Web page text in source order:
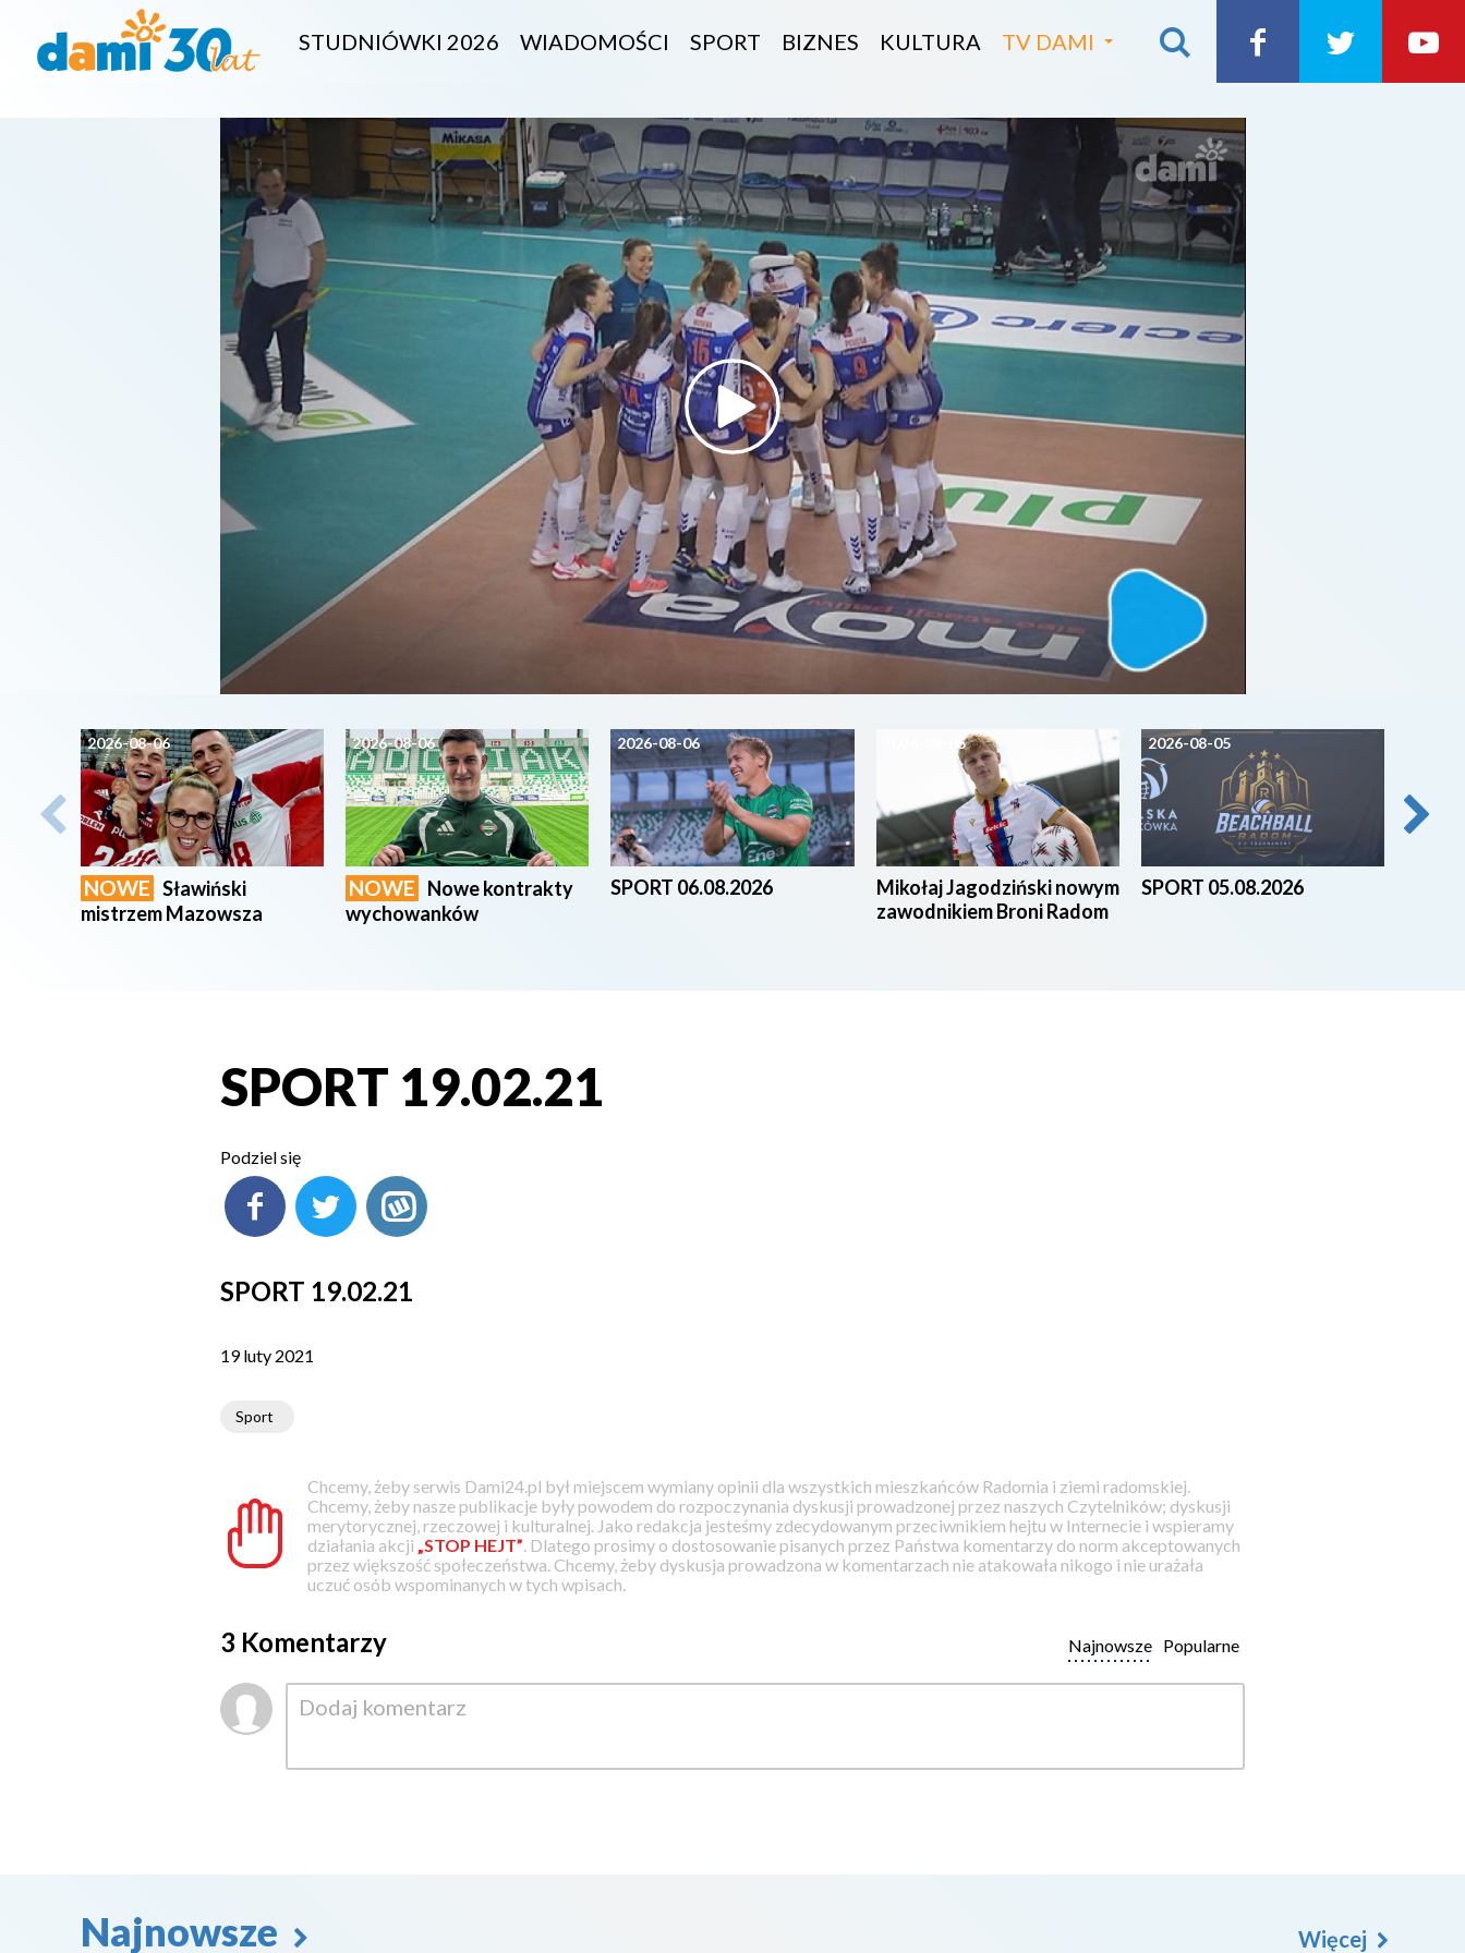
STUDNIÓWKI 2026 WIADOMOŚCI SPORT BIZNES KULTURA TV DAMI
2026-08-06
NOWE Sławiński
mistrzem Mazowsza
2026-08-06
NOWE Nowe kontrakty
wychowanków
2026-08-06
SPORT 06.08.2026
2026-08-05
Mikołaj Jagodziński nowym
zawodnikiem Broni Radom
2026-08-05
SPORT 05.08.2026
SPORT 19.02.21
Podziel się
SPORT 19.02.21
19 luty 2021
Sport
Chcemy, żeby serwis Dami24.pl był miejscem wymiany opinii dla wszystkich mieszkańców Radomia i ziemi radomskiej.
Chcemy, żeby nasze publikacje były powodem do rozpoczynania dyskusji prowadzonej przez naszych Czytelników; dyskusji
merytorycznej, rzeczowej i kulturalnej. Jako redakcja jesteśmy zdecydowanym przeciwnikiem hejtu w Internecie i wspieramy
działania akcji „STOP HEJT” . Dlatego prosimy o dostosowanie pisanych przez Państwa komentarzy do norm akceptowanych
przez większość społeczeństwa. Chcemy, żeby dyskusja prowadzona w komentarzach nie atakowała nikogo i nie urażała
uczuć osób wspominanych w tych wpisach.
3 Komentarzy Popularne
Najnowsze
Najnowsze Więcej